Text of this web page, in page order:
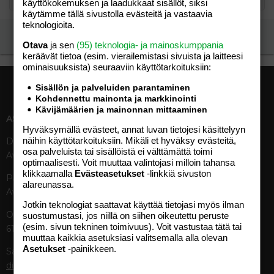
ASIAKASPALVELU
Digipalvelut (09) 156 6227
Avoinna ma–pe 8–19
Painettu lehti (09) 156 665
Avoinna ma–pe 8–19
Otavamedian vaihde (09) 156
61
Sähköposti (digi)
digi@otavamedia.fi
Tekniset tiedot, aikataulut ja
ilmoitushinnat
Tietoa verkon kävijöistä
Käyttöehdot
TUOTTEET
käyttökokemuksen ja laadukkaat sisällöt, siksi
käytämme tällä sivustolla evästeitä ja vastaavia
teknologioita.
Otavaja sen (95) teknologia- ja mainoskumppania
keräävät tietoa (esim. vierailemis­tasi sivuista ja laitteesi
ominaisuuk­sista) seuraaviin käyttötarkoituksiin:
Sisällön ja palveluiden parantaminen
Kohdennettu mainonta ja markkinointi
Kävijämäärien ja mainonnan mittaaminen
Hyväksymällä evästeet, annat luvan tietojesi käsittelyyn
näihin käyttötarkoituksiin. Mikäli et hyväksy evästeitä,
osa palveluista tai sisällöistä ei välttämättä toimi
optimaalisesti. Voit muuttaa valintojasi milloin tahansa
klikkaamalla Evästeasetukset -linkkiä sivuston
alareunassa.
Jotkin teknologiat saattavat käyttää tietojasi myös ilman
suostumustasi, jos niillä on siihen oikeutettu peruste
(esim. sivun tekninen toimivuus). Voit vastustaa tätä tai
muuttaa kaikkia asetuksiasi valitsemalla alla olevan
Asetukset -painikkeen.